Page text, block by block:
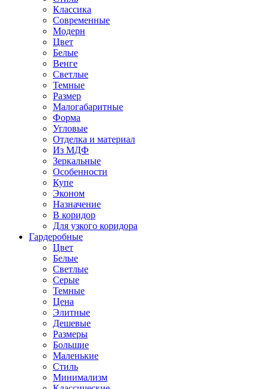
Классика
Современные
Модерн
Цвет
Белые
Венге
Светлые
Темные
Размер
Малогабаритные
Форма
Угловые
Отделка и материал
Из МДФ
Зеркальные
Особенности
Купе
Эконом
Назначение
В коридор
Для узкого коридора
Гардеробные
Цвет
Белые
Светлые
Серые
Темные
Цена
Элитные
Дешевые
Размеры
Большие
Маленькие
Стиль
Минимализм